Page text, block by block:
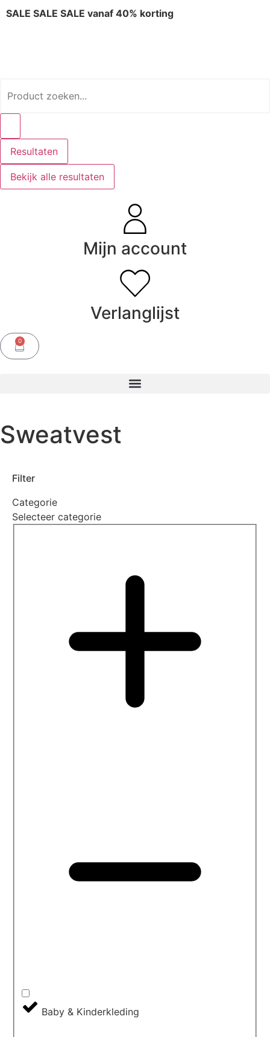
SALE SALE SALE vanaf 40% korting
Resultaten
Bekijk alle resultaten
Mijn account
Verlanglijst
0
Sweatvest
Filter
Categorie
Selecteer categorie
Baby & Kinderkleding